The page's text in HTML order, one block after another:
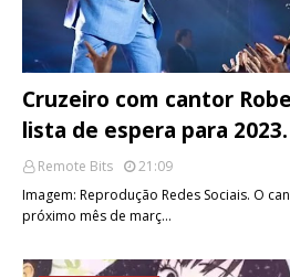
Cruzeiro com cantor
lista de espera para 2023.
Remote Bits
21:09
Imagem: Reprodução Redes Sociais. O
próximo mês de març…